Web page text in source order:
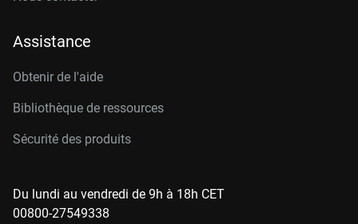
Assistance
Obtenir de l'aide
Bibliothèque de ressources
Sécurité des produits
Du lundi au vendredi de 9h à 18h CET
00800-27549338